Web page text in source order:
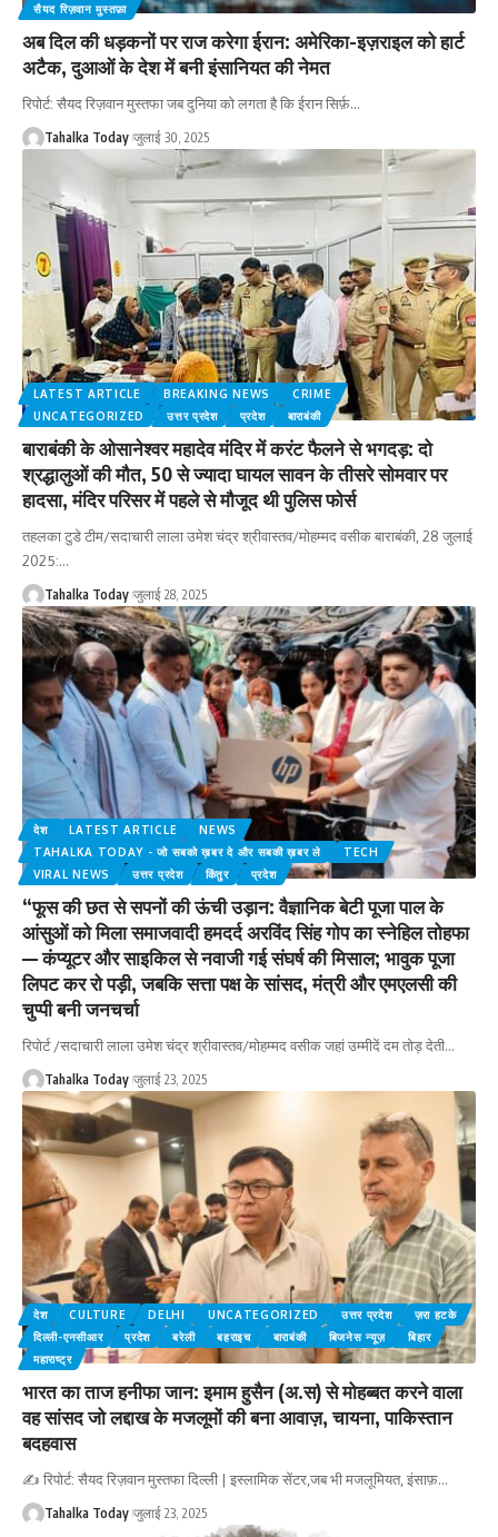
सैयद रिज़वान मुस्तफ़ा
अब दिल की धड़कनों पर राज करेगा ईरान: अमेरिका-इज़राइल को हार्ट
अटैक, दुआओं के देश में बनी इंसानियत की नेमत
रिपोर्ट: सैयद रिज़वान मुस्तफा जब दुनिया को लगता है कि ईरान सिर्फ़…
Tahalka Today जुलाई 30, 2025
LATEST ARTICLE BREAKING NEWS
CRIME
UNCATEGORIZED
उत्तर प्रदेश प्रदेश बाराबंकी
बाराबंकी के ओसानेश्वर महादेव मंदिर में करंट फैलने से भगदड़: दो
श्रद्धालुओं की मौत, 50 से ज्यादा घायल सावन के तीसरे सोमवार पर
हादसा, मंदिर परिसर में पहले से मौजूद थी पुलिस फोर्स
तहलका टुडे टीम/सदाचारी लाला उमेश चंद्र श्रीवास्तव/मोहम्मद वसीक बाराबंकी, 28 जुलाई
2025:…
Tahalka Today जुलाई 28, 2025
देश LATEST ARTICLE
NEWS
TAHALKA TODAY - जो सबको ख़बर दे और सबकी ख़बर ले
TECH
VIRAL NEWS
उत्तर प्रदेश किंतुर प्रदेश
“फूस की छत से सपनों की ऊंची उड़ान: वैज्ञानिक बेटी पूजा पाल के
आंसुओं को मिला समाजवादी हमदर्द अरविंद सिंह गोप का स्नेहिल तोहफा
— कंप्यूटर और साइकिल से नवाजी गई संघर्ष की मिसाल; भावुक पूजा
लिपट कर रो पड़ी, जबकि सत्ता पक्ष के सांसद, मंत्री और एमएलसी की
चुप्पी बनी जनचर्चा
रिपोर्ट /सदाचारी लाला उमेश चंद्र श्रीवास्तव/मोहम्मद वसीक जहां उम्मीदें दम तोड़ देती…
Tahalka Today जुलाई 23, 2025
देश CULTURE DELHI UNCATEGORIZED उत्तर प्रदेश
ज़रा हटके
दिल्ली-एनसीआर
प्रदेश बरेली बहराइच बाराबंकी बिजनेस न्यूज़
बिहार
महाराष्ट्र
भारत का ताज हनीफा जान: इमाम हुसैन (अ.स) से मोहब्बत करने वाला
वह सांसद जो लद्दाख के मजलूमों की बना आवाज़, चायना, पाकिस्तान
बदहवास
✍️ रिपोर्ट: सैयद रिज़वान मुस्तफा दिल्ली | इस्लामिक सेंटर,जब भी मजलूमियत, इंसाफ़…
Tahalka Today जुलाई 23, 2025